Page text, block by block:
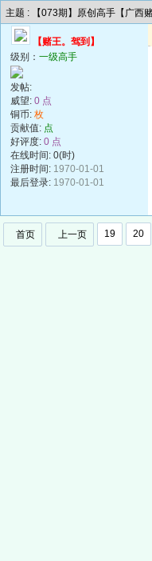
主题 : 【073期】原创高手【广西
【赌王。驾到】
级别： 一级高手
发帖:
威望: 0 点
铜币: 枚
贡献值: 点
好评度: 0 点
在线时间: 0(时)
注册时间: 1970-01-01
最后登录: 1970-01-01
首页 上一页 19 20